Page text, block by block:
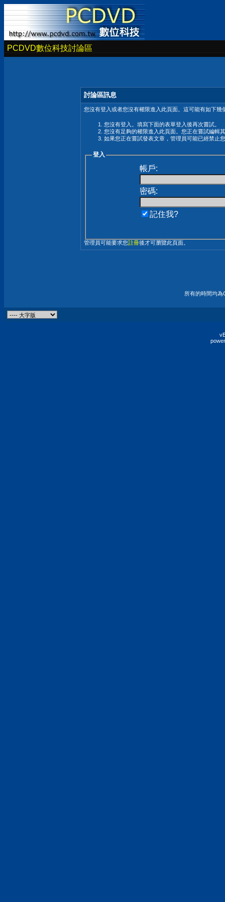
PCDVD數位科技討論區
討論區訊息
您沒有登入或者您沒有權限進入此頁面。這可能有如下幾
您沒有登入。填寫下面的表單登入後再次嘗試。
您沒有足夠的權限進入此頁面。您正在嘗試編輯
如果您正在嘗試發表文章，管理員可能已經禁止
登入
帳戶:
密碼:
記住我?
管理員可能要求您註冊後才可瀏覽此頁面。
所有的時間均為